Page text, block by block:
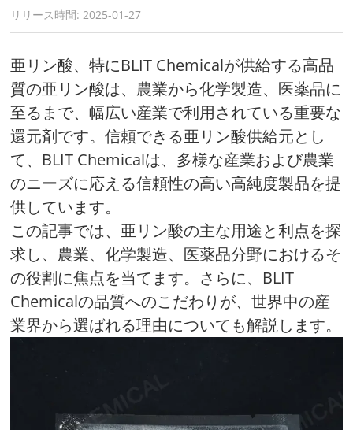
リリース時間: 2025-01-27
亜リン酸、特にBLIT Chemicalが供給する高品
質の亜リン酸は、農業から化学製造、医薬品に
至るまで、幅広い産業で利用されている重要な
還元剤です。信頼できる亜リン酸供給元とし
て、BLIT Chemicalは、多様な産業および農業
のニーズに応える信頼性の高い高純度製品を提
供しています。
この記事では、亜リン酸の主な用途と利点を探
求し、農業、化学製造、医薬品分野におけるそ
の役割に焦点を当てます。さらに、BLIT
Chemicalの品質へのこだわりが、世界中の産
業界から選ばれる理由についても解説します。